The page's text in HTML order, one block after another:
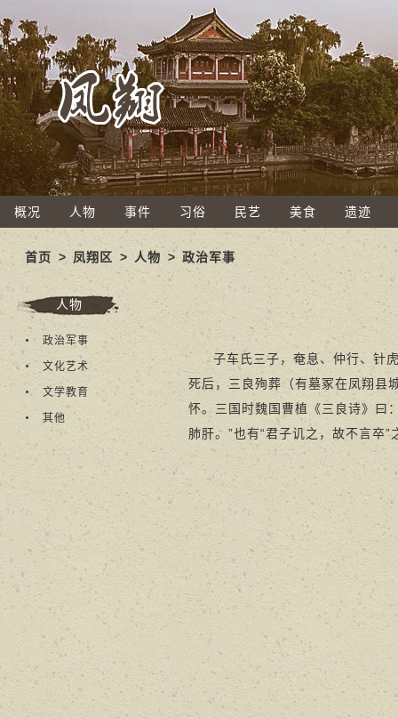
概况 人物 事件 习俗 民艺 美食 遗迹
首页 >凤翔区 > 人物 > 政治军事
人物
政治军事
文化艺术
文学教育
其他
子车氏三子，奄息、仲行、针
死后，三良殉葬（有墓冢在凤翔县
怀。三国时魏国曹植《三良诗》曰
肺肝。”也有“君子讥之，故不言卒”